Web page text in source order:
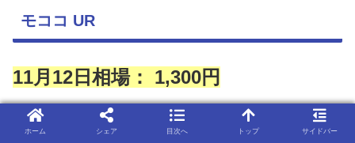
モココ UR
11月12日相場： 1,300円
ポケモンカードゲーム PK-S8-125
ホーム シェア 目次へ トップ サイドバー